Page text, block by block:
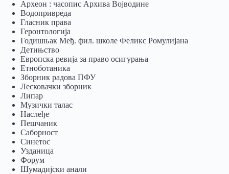
Археон : часопис Архива Војводине
Водопривреда
Гласник права
Геронтологија
Годишњак Међ. фил. школе Феликс Ромулијана
Детињство
Европска ревија за право осигурања
Eтноботаника
Зборник радова ПФУ
Лесковачки зборник
Липар
Музички талас
Наслеђе
Пешчаник
Саборност
Синетос
Узданица
Форум
Шумадијски анали